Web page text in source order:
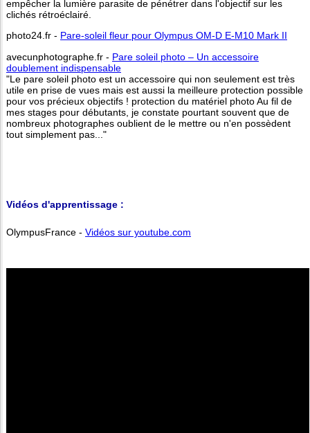
empêcher la lumière parasite de pénétrer dans l'objectif sur les
clichés rétroéclairé.
photo24.fr - Pare-soleil fleur pour Olympus OM-D E-M10 Mark II
avecunphotographe.fr - Pare soleil photo – Un accessoire
doublement indispensable
"Le pare soleil photo est un accessoire qui non seulement est très
utile en prise de vues mais est aussi la meilleure protection possible
pour vos précieux objectifs ! protection du matériel photo Au fil de
mes stages pour débutants, je constate pourtant souvent que de
nombreux photographes oublient de le mettre ou n'en possèdent
tout simplement pas..."
Vidéos d'apprentissage :
OlympusFrance - Vidéos sur youtube.com